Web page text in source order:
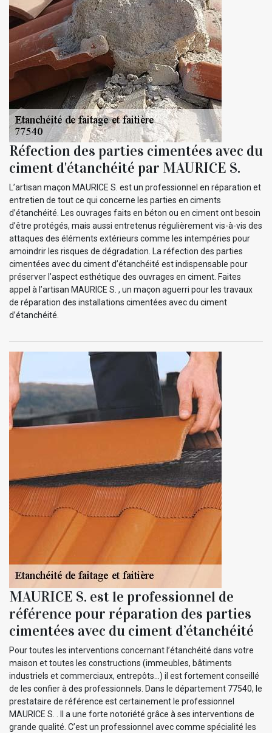
Réfection des parties cimentées avec du
ciment d'étanchéité par MAURICE S.
L’artisan maçon MAURICE S. est un professionnel en réparation et
entretien de tout ce qui concerne les parties en ciments
d’étanchéité. Les ouvrages faits en béton ou en ciment ont besoin
d’être protégés, mais aussi entretenus régulièrement vis-à-vis des
attaques des éléments extérieurs comme les intempéries pour
amoindrir les risques de dégradation. La réfection des parties
cimentées avec du ciment d’étanchéité est indispensable pour
préserver l’aspect esthétique des ouvrages en ciment. Faites
appel à l’artisan MAURICE S. , un maçon aguerri pour les travaux
de réparation des installations cimentées avec du ciment
d’étanchéité.
MAURICE S. est le professionnel de
référence pour réparation des parties
cimentées avec du ciment d’étanchéité
Pour toutes les interventions concernant l’étanchéité dans votre
maison et toutes les constructions (immeubles, bâtiments
industriels et commerciaux, entrepôts…) il est fortement conseillé
de les confier à des professionnels. Dans le département 77540, le
prestataire de référence est certainement le professionnel
MAURICE S. . Il a une forte notoriété grâce à ses interventions de
grande qualité. C’est un professionnel avec comme spécialité les